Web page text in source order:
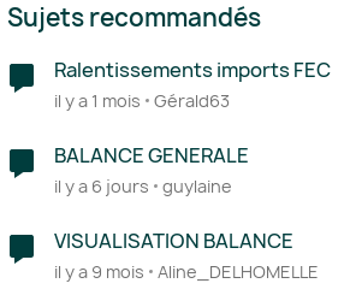
Sujets recommandés
Ralentissements imports FEC
il y a 1 mois Gérald63
BALANCE GENERALE
il y a 6 jours guylaine
VISUALISATION BALANCE
il y a 9 mois Aline_DELHOMELLE